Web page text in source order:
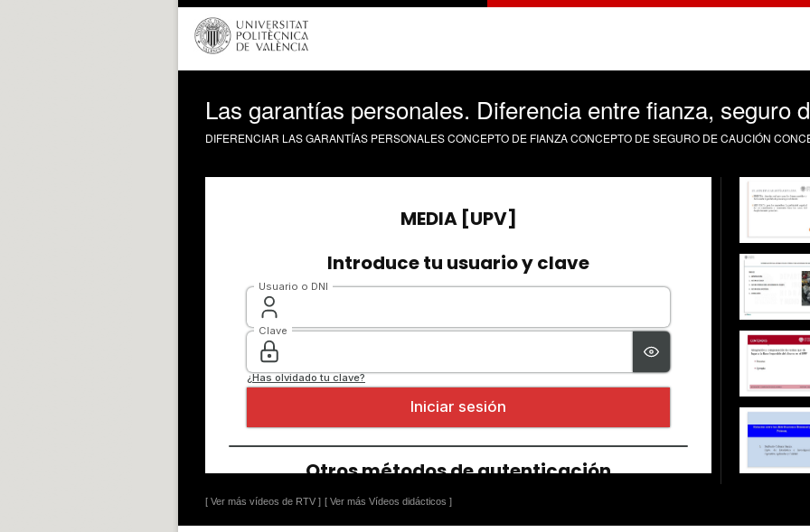
Las garantías personales. Diferencia entre fianza, seguro
[ Ver más vídeos de RTV ] [ Ver más Vídeos didácticos ]